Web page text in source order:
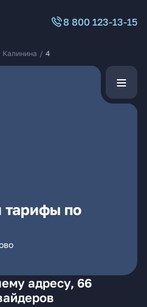
8 800 123-13-15
Калинина / 4
тарифы по
адресу, 66